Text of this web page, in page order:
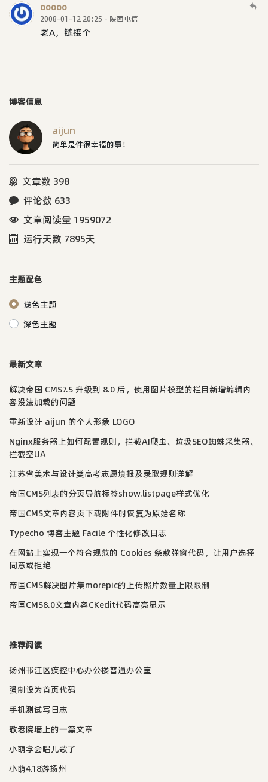
ooooo
2008-01-12 20:25 - 陕西电信
老A，链接个
博客信息
aijun
简单是件很幸福的事！
文章数 398
评论数 633
文章阅读量 1959072
运行天数 7895天
主题配色
浅色主题
深色主题
最新文章
解决帝国 CMS7.5 升级到 8.0 后，使用图片模型的栏目新增编辑内
容没法加载的问题
重新设计 aijun 的个人形象 LOGO
Nginx服务器上如何配置规则，拦截AI爬虫、垃圾SEO蜘蛛采集器、
拦截空UA
江苏省美术与设计类高考志愿填报及录取规则详解
帝国CMS列表的分页导航标签show.listpage样式优化
帝国CMS文章内容页下载附件时恢复为原始名称
Typecho 博客主题 Facile 个性化修改日志
在网站上实现一个符合规范的 Cookies 条款弹窗代码，让用户选择
同意或拒绝
帝国CMS解决图片集morepic的上传照片数量上限限制
帝国CMS8.0文章内容CKedit代码高亮显示
推荐阅读
扬州邗江区疾控中心办公楼普通办公室
强制设为首页代码
手机测试写日志
敬老院墙上的一篇文章
小萌学会唱儿歌了
小萌4.18游扬州